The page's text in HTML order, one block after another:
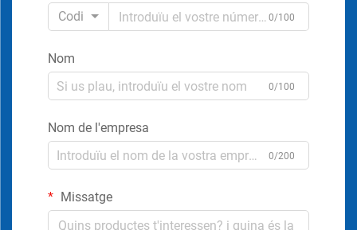
Codi
0/100
Nom
0/100
Nom de l'empresa
0/200
Missatge